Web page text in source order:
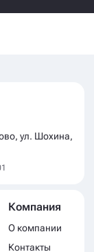
ул. Шохина,
Компания
О компании
Контакты